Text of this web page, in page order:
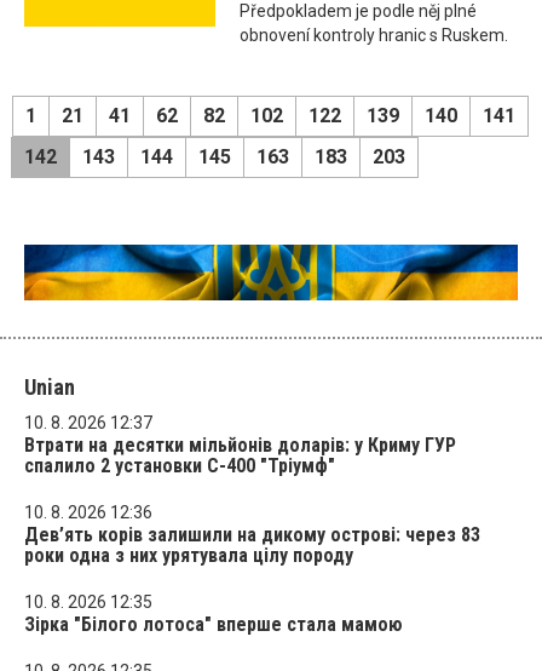
Předpokladem je podle něj plné
obnovení kontroly hranic s Ruskem.
1 21 41 62 82 102 122 139 140
141
142
143 144 145 163 183 203
Unian
10. 8. 2026 12:37
Втрати на десятки мільйонів доларів: у Криму ГУР
спалило 2 установки С-400 "Тріумф"
10. 8. 2026 12:36
Дев’ять корів залишили на дикому острові: через 83
роки одна з них урятувала цілу породу
10. 8. 2026 12:35
Зірка "Білого лотоса" вперше стала мамою